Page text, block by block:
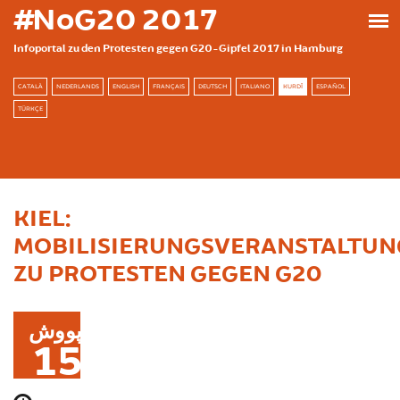
بازبدە بۆ ناوەڕۆکی سەرەکی
#NoG20 2017
Infoportal zu den Protesten gegen G20-Gipfel 2017 in Hamburg
CATALÀ NEDERLANDS ENGLISH FRANÇAIS DEUTSCH ITALIANO KURDÎ ESPAÑOL
TÜRKÇE
KIEL:
ZU PROTESTEN GEGEN G20
پووش
15